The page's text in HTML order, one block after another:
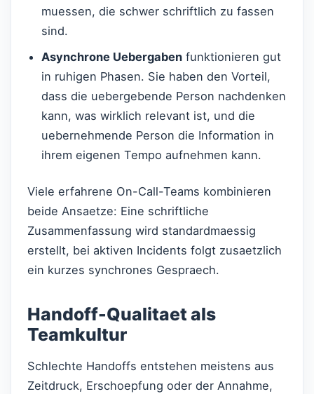
muessen, die schwer schriftlich zu fassen
sind.
Asynchrone Uebergaben funktionieren gut
in ruhigen Phasen. Sie haben den Vorteil,
dass die uebergebende Person nachdenken
kann, was wirklich relevant ist, und die
uebernehmende Person die Information in
ihrem eigenen Tempo aufnehmen kann.
Viele erfahrene On-Call-Teams kombinieren
beide Ansaetze: Eine schriftliche
Zusammenfassung wird standardmaessig
erstellt, bei aktiven Incidents folgt zusaetzlich
ein kurzes synchrones Gespraech.
Handoff-Qualitaet als
Teamkultur
Schlechte Handoffs entstehen meistens aus
Zeitdruck, Erschoepfung oder der Annahme,